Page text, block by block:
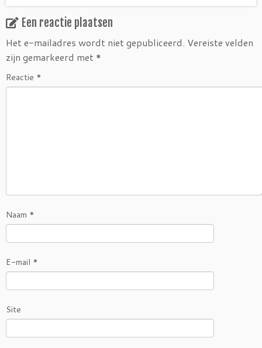
Een reactie plaatsen
Het e-mailadres wordt niet gepubliceerd. Vereiste velden
zijn gemarkeerd met *
Reactie *
Naam *
E-mail *
Site